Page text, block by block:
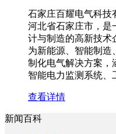
石家庄百耀电气科技
河北省石家庄市，是
计与制造的高新技术
为新能源、智能制造
制化电气解决方案，
智能电力监测系统、
查看详情
新闻百科